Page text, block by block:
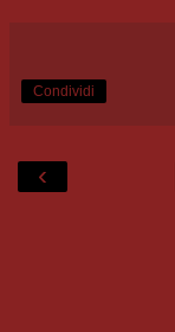
Condividi
‹